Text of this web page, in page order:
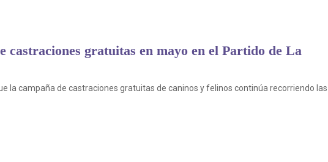
castraciones gratuitas en mayo en el Partido de La
la campaña de castraciones gratuitas de caninos y felinos continúa recorriendo las